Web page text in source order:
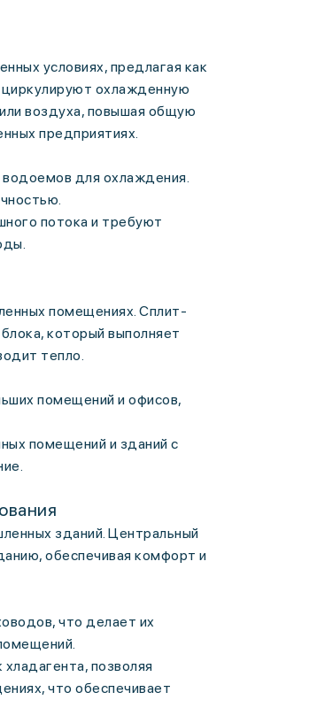
условиях, предлагая как
охлажденную
воздуха, повышая общую
предприятиях.
водоемов для охлаждения.
потока и требуют
помещениях. Сплит-
который выполняет
тепло.
помещений и офисов,
помещений и зданий с
зданий. Центральный
обеспечивая комфорт и
что делает их
позволяя
что обеспечивает